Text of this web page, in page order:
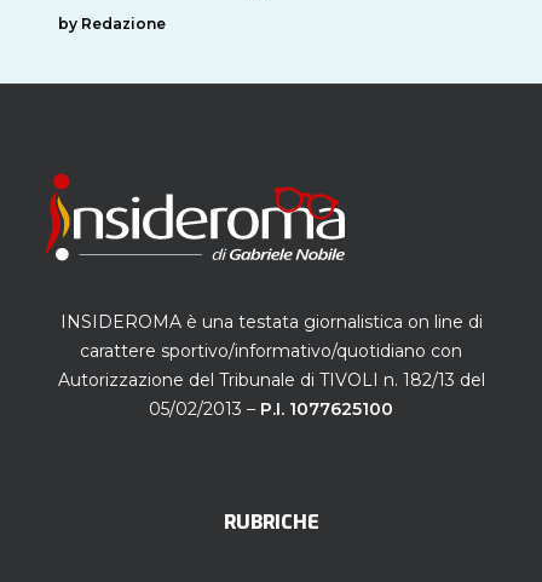
by Redazione
INSIDEROMA è una testata giornalistica on line di
carattere sportivo/informativo/quotidiano con
Autorizzazione del Tribunale di TIVOLI n. 182/13 del
05/02/2013 – P.I. 1077625100
RUBRICHE